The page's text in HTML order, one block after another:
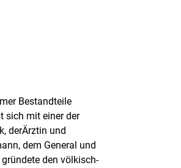
Bestandteile
sich mit einer der
derÄrztin und
dem General und
den völkisch-